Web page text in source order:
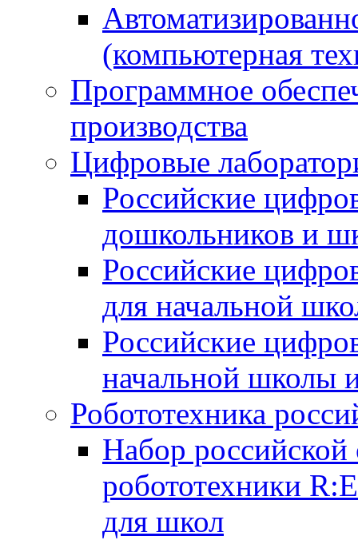
(компьютерная
Программное
производства
Цифровые
Российские
дошкольников и
Российские
для начальной
Российские
начальной школы
Робототехника
Набор российской
робототехники
для школ